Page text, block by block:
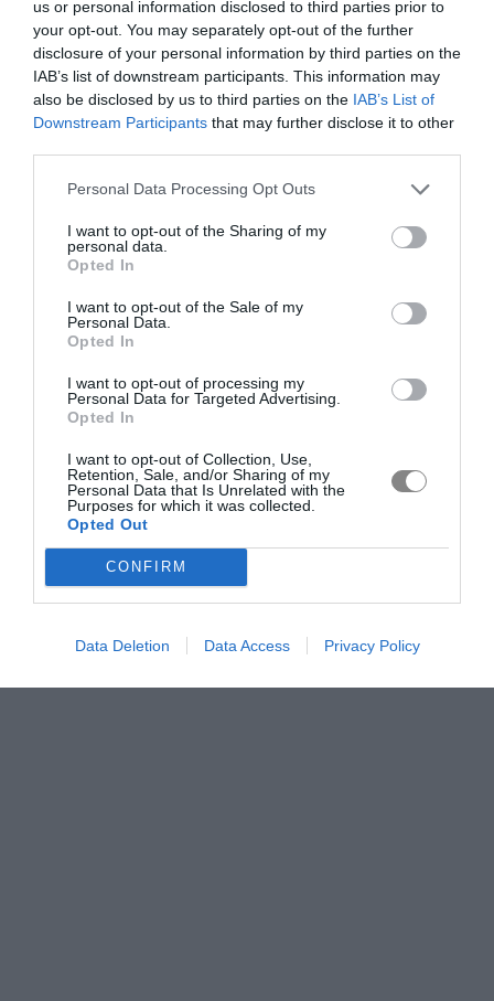
us or personal information disclosed to third parties prior to
your opt-out. You may separately opt-out of the further
disclosure of your personal information by third parties on the
IAB’s list of downstream participants. This information may
also be disclosed by us to third parties on the IAB’s List of
Downstream Participants that may further disclose it to other
Personal Data Processing Opt Outs
I want to opt-out of the Sharing of my
personal data.
Opted In
I want to opt-out of the Sale of my
Personal Data.
Opted In
I want to opt-out of processing my
Personal Data for Targeted Advertising.
Opted In
I want to opt-out of Collection, Use,
Retention, Sale, and/or Sharing of my
Personal Data that Is Unrelated with the
Purposes for which it was collected.
Opted Out
CONFIRM
Data Deletion Data Access Privacy Policy